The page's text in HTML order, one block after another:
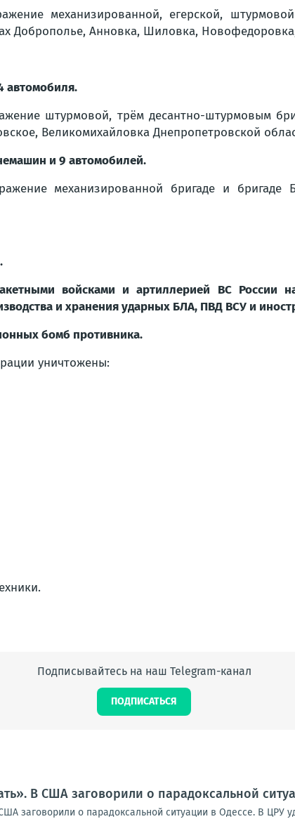
механизированной, егерской,
Доброполье, Анновка, Шиловка,
автомобиля.
штурмовой, трём десантно-штурмовым
Великомихайловка Днепропетровской
и 9 автомобилей.
механизированной бригаде и
войсками и артиллерией ВС России
и хранения ударных БЛА, ПВД ВСУ и
бомб противника.
уничтожены:
Подписывайтесь на наш Telegram-канал
ПОДПИСАТЬСЯ
В США заговорили о парадоксальной
заговорили о парадоксальной ситуации в Одессе. В ЦРУ